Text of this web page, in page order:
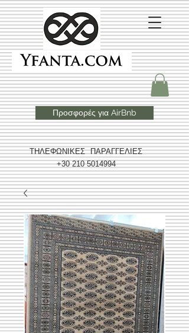
ΤΗΛΕΦΩΝΙΚΕΣ ΠΑΡΑΓΓΕΛΙΕΣ
+30 210 5014994
Προσφορές για AirBnb